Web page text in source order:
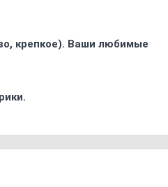
крепкое). Ваши любимые